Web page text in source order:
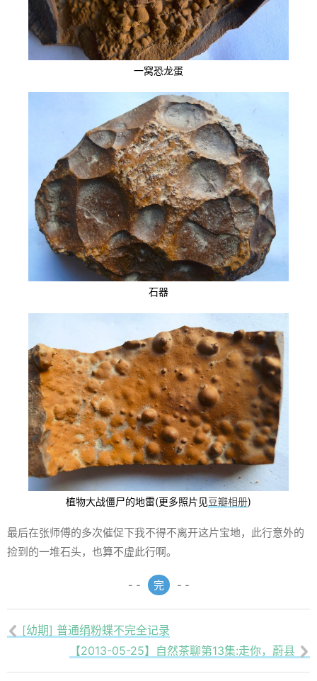
一窝恐龙蛋
石器
植物大战僵尸的地雷(更多照片见豆瓣相册)
最后在张师傅的多次催促下我不得不离开这片宝地，此行意外的
捡到的一堆石头，也算不虚此行啊。
- - 完 - -

[幼期] 普通绢粉蝶不完全记录
【2013-05-25】自然茶聊第13集:走你，蔚县 